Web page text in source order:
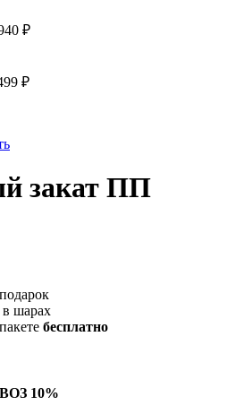
₽
₽
закат ПП
в шарах
бесплатно
10%